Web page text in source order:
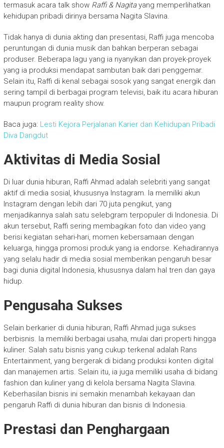
termasuk acara talk show Raffi & Nagitayang memperlihatkan
kehidupan pribadi dirinya bersama Nagita Slavina.
Tidak hanya di dunia akting dan presentasi, Raffi juga mencoba
peruntungan di dunia musik dan bahkan berperan sebagai
produser. Beberapa lagu yang ia nyanyikan dan proyek-proyek
yang ia produksi mendapat sambutan baik dari penggemar.
Selain itu, Raffi di kenal sebagai sosok yang sangat energik dan
sering tampil di berbagai program televisi, baik itu acara hiburan
maupun program reality show.
Baca juga: Lesti Kejora Perjalanan Karier dan Kehidupan Pribadi
Diva Dangdut
Aktivitas di Media Sosial
Di luar dunia hiburan, Raffi Ahmad adalah selebriti yang sangat
aktif di media sosial, khususnya Instagram. Ia memiliki akun
Instagram dengan lebih dari 70 juta pengikut, yang
menjadikannya salah satu selebgram terpopuler di Indonesia. Di
akun tersebut, Raffi sering membagikan foto dan video yang
berisi kegiatan sehari-hari, momen kebersamaan dengan
keluarga, hingga promosi produk yang ia endorse. Kehadirannya
yang selalu hadir di media sosial memberikan pengaruh besar
bagi dunia digital Indonesia, khususnya dalam hal tren dan gaya
hidup.
Pengusaha Sukses
Selain berkarier di dunia hiburan, Raffi Ahmad juga sukses
berbisnis. Ia memiliki berbagai usaha, mulai dari properti hingga
kuliner. Salah satu bisnis yang cukup terkenal adalah Rans
Entertainment, yang bergerak di bidang produksi konten digital
dan manajemen artis. Selain itu, ia juga memiliki usaha di bidang
fashion dan kuliner yang di kelola bersama Nagita Slavina.
Keberhasilan bisnis ini semakin menambah kekayaan dan
pengaruh Raffi di dunia hiburan dan bisnis di Indonesia.
Prestasi dan Penghargaan